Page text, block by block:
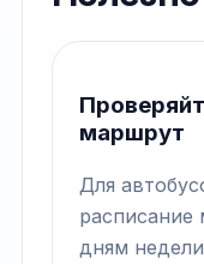
маршрут
Для
расписание
дням